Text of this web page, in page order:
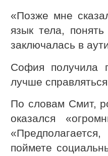
«Позже мне
язык тела,
заключалась в
София получила
лучше
По словам Смит,
оказался
поймете